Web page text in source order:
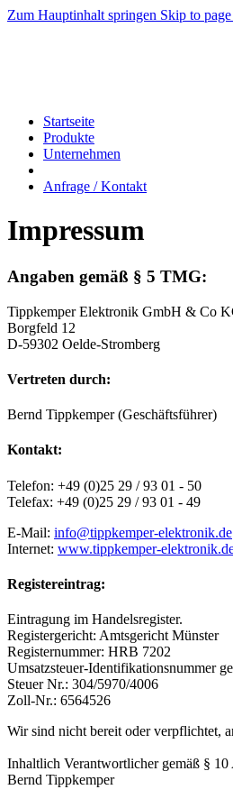
Zum Hauptinhalt springen Skip to
Startseite
Produkte
Unternehmen
Anfrage / Kontakt
Impressum
Angaben gemäß § 5 TMG:
Tippkemper Elektronik GmbH & Co
Borgfeld 12
D-59302 Oelde-Stromberg
Vertreten durch:
Bernd Tippkemper (Geschäftsführer)
Kontakt:
Telefon: +49 (0)25 29 / 93 01 - 50
Telefax: +49 (0)25 29 / 93 01 - 49
E-Mail: info@tippkemper-elektronik.de
Internet: www.tippkemper-
Registereintrag:
Eintragung im Handelsregister.
Registergericht: Amtsgericht Münster
Registernummer: HRB 7202
Umsatzsteuer-Identifikationsnummer
Steuer Nr.: 304/5970/4006
Zoll-Nr.: 6564526
Wir sind nicht bereit oder verpflichtet,
Inhaltlich Verantwortlicher gemäß §
Bernd Tippkemper